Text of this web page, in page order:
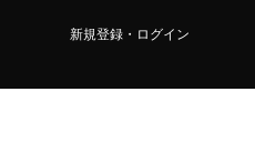
新規登録・ログイン